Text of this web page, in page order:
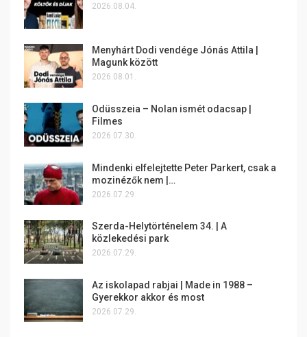
2026.08.04.
Menyhárt Dodi vendége Jónás Attila |
Magunk között
2026.08.01.
Odüsszeia – Nolan ismét odacsap |
Filmes
2026.07.30.
Mindenki elfelejtette Peter Parkert, csak a
mozinézők nem |…
2026.07.29.
Szerda-Helytörténelem 34. | A
közlekedési park
2026.07.29.
Az iskolapad rabjai | Made in 1988 –
Gyerekkor akkor és most
2026.07.29.